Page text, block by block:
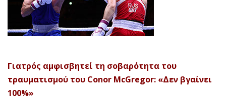
Γιατρός αμφισβητεί τη σοβαρότητα του
τραυματισμού του Conor McGregor: «Δεν βγαίνει
100%»